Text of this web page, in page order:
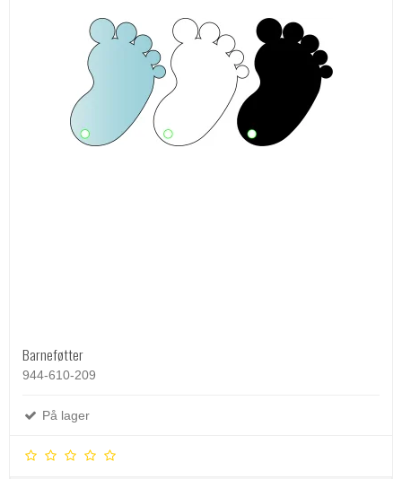
Barneføtter
944-610-209
På lager